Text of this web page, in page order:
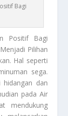
Bagi
Positif Bagi
Pilihan
Hal seperti
sega.
hidangan dan
pada Air
mendukung